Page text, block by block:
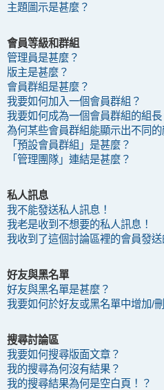
主題圖示是甚麼？
會員等級和群組
管理員是甚麼？
版主是甚麼？
會員群組是甚麼？
我要如何加入一個會員群組？
我要如何成為一個會員群組的組長
為何某些會員群組能顯示出不同的
「預設會員群組」是甚麼？
「管理團隊」連結是甚麼？
私人訊息
我不能發送私人訊息！
我老是收到不想要的私人訊息！
我收到了這個討論區裡的會員發
好友與黑名單
好友與黑名單是甚麼？
我要如何於好友或黑名單中增加/
搜尋討論區
我要如何搜尋版面文章？
我的搜尋為何沒有結果？
我的搜尋結果為何是空白頁！？